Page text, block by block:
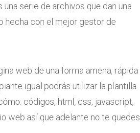
serie de archivos que dan una
hecha con el mejor gestor de
web de una forma amena, rápida
igual podrás utilizar la plantilla
códigos, html, css, javascript,
web así que adelante no te quedes.